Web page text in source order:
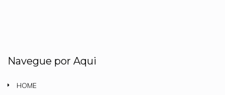
Navegue por Aqui
HOME